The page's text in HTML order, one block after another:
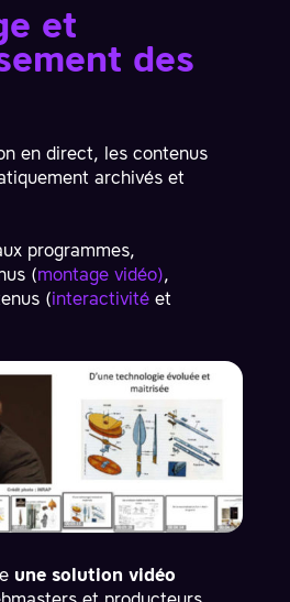
et
des
en direct, les contenus
archivés et
programmes,
(montage vidéo),
(interactivité et
une solution vidéo